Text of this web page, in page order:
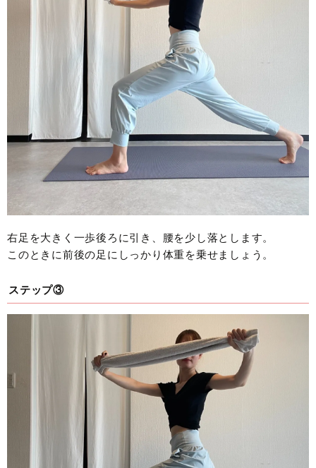
右足を大きく一歩後ろに引き、腰を少し落とします。
このときに前後の足にしっかり体重を乗せましょう。
ステップ③